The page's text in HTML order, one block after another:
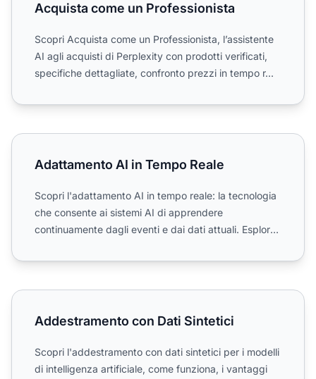
Acquista come un Professionista
Scopri Acquista come un Professionista, l’assistente
AI agli acquisti di Perplexity con prodotti verificati,
specifiche dettagliate, confronto prezzi in tempo r...
Adattamento AI in Tempo Reale
Adattamento AI in Tempo Reale
Scopri l'adattamento AI in tempo reale: la tecnologia
che consente ai sistemi AI di apprendere
continuamente dagli eventi e dai dati attuali. Esplora
Addestramento con Dati Sintetici
Addestramento con Dati Sintetici
Scopri l'addestramento con dati sintetici per i modelli
di intelligenza artificiale, come funziona, i vantaggi